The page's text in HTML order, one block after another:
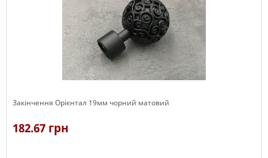
Закінчення Орієнтал 19мм чорний матовий
182.67 грн